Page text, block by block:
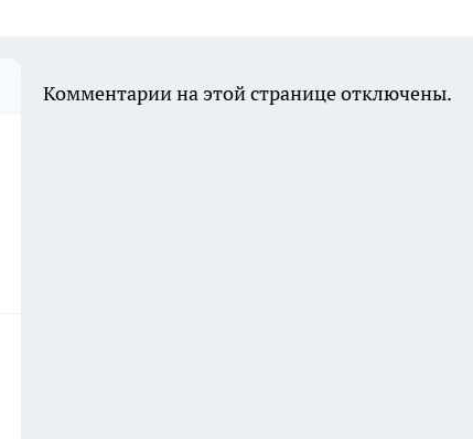
Комментарии на этой странице отключены.